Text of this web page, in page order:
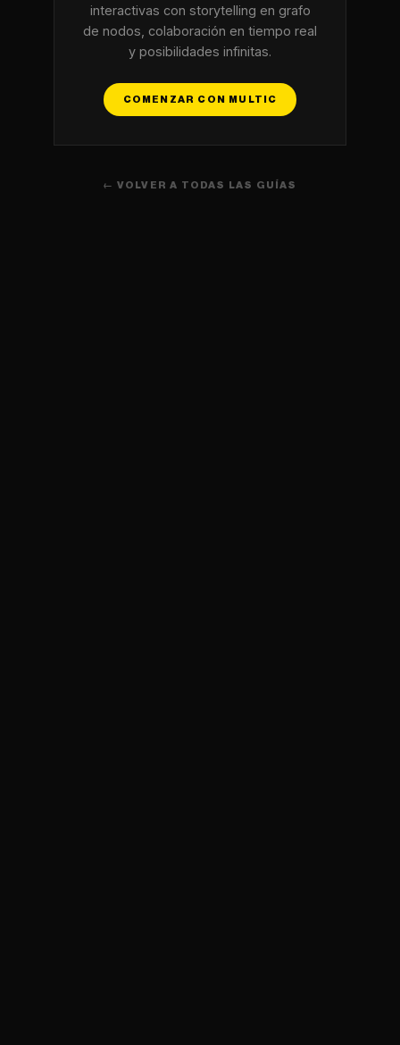
interactivas con storytelling en grafo
de nodos, colaboración en tiempo real
y posibilidades infinitas.
COMENZAR CON MULTIC
← VOLVER A TODAS LAS GUÍAS